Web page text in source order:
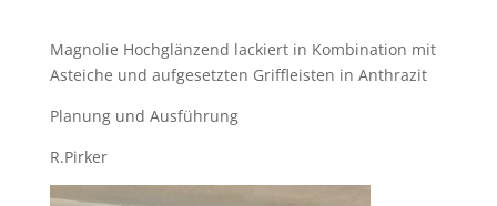
Magnolie Hochglänzend lackiert in Kombination mit
Asteiche und aufgesetzten Griffleisten in Anthrazit
Planung und Ausführung
R.Pirker